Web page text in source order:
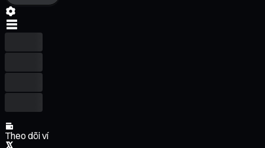
Theo dõi ví